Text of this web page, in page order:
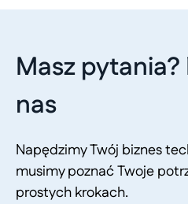
Masz
nas
Napędzimy Twój biznes
musimy poznać Twoje
prostych krokach.